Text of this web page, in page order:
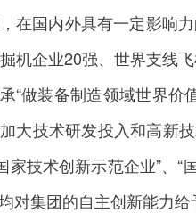
在国内外具有一定影响
机企业20强、世界支线
“做装备制造领域世界
大技术研发投入和高新
家技术创新示范企业”、
对集团的自主创新能力